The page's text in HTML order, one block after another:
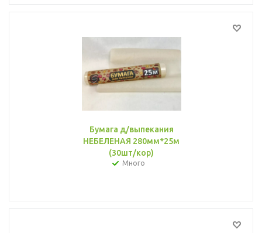
Бумага д/выпекания
НЕБЕЛЕНАЯ 280мм*25м
(30шт/кор)
Много